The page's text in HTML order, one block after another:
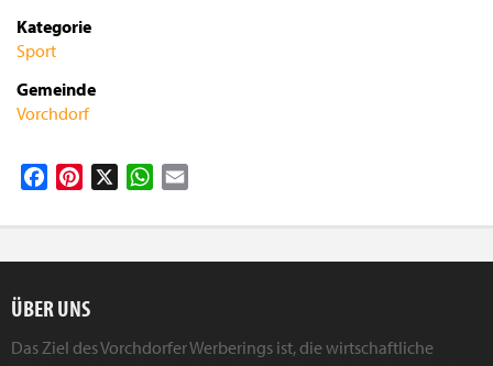
Kategorie
Sport
Gemeinde
Vorchdorf
FacebookPinterest WhatsApp
ÜBER UNS
Das Ziel des Vorchdorfer Werberings ist, die wirtschaftliche